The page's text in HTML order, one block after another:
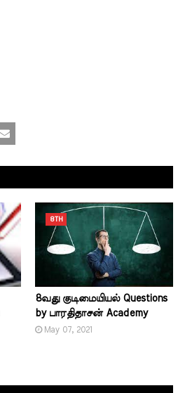
8TH
8வது குடிமையியல் Questions
by பாரதிதாசன் Academy
May 07, 2021